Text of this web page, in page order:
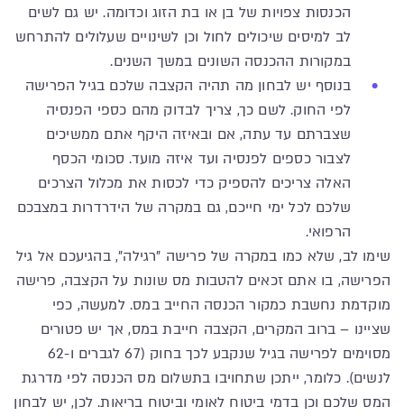
הכנסות צפויות של בן או בת הזוג וכדומה. יש גם לשים
לב למיסים שיכולים לחול וכן לשינויים שעלולים להתרחש
במקורות ההכנסה השונים במשך השנים.
בנוסף יש לבחון מה תהיה הקצבה שלכם בגיל הפרישה
לפי החוק. לשם כך, צריך לבדוק מהם כספי הפנסיה
שצברתם עד עתה, אם ובאיזה היקף אתם ממשיכים
לצבור כספים לפנסיה ועד איזה מועד. סכומי הכסף
האלה צריכים להספיק כדי לכסות את מכלול הצרכים
שלכם לכל ימי חייכם, גם במקרה של הידרדרות במצבכם
הרפואי.
שימו לב, שלא כמו במקרה של פרישה "רגילה", בהגיעכם אל גיל
הפרישה, בו אתם זכאים להטבות מס שונות על הקצבה, פרישה
מוקדמת נחשבת כמקור הכנסה החייב במס. למעשה, כפי
שציינו – ברוב המקרים, הקצבה חייבת במס, אך יש פטורים
מסוימים לפרישה בגיל שנקבע לכך בחוק (67 לגברים ו-62
לנשים). כלומר, ייתכן שתחויבו בתשלום מס הכנסה לפי מדרגת
המס שלכם וכן בדמי ביטוח לאומי וביטוח בריאות. לכן, יש לבחון